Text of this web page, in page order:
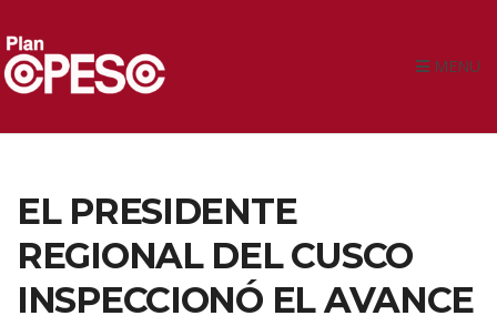
MENU
EL PRESIDENTE
REGIONAL DEL CUSCO
INSPECCIONÓ EL AVANCE